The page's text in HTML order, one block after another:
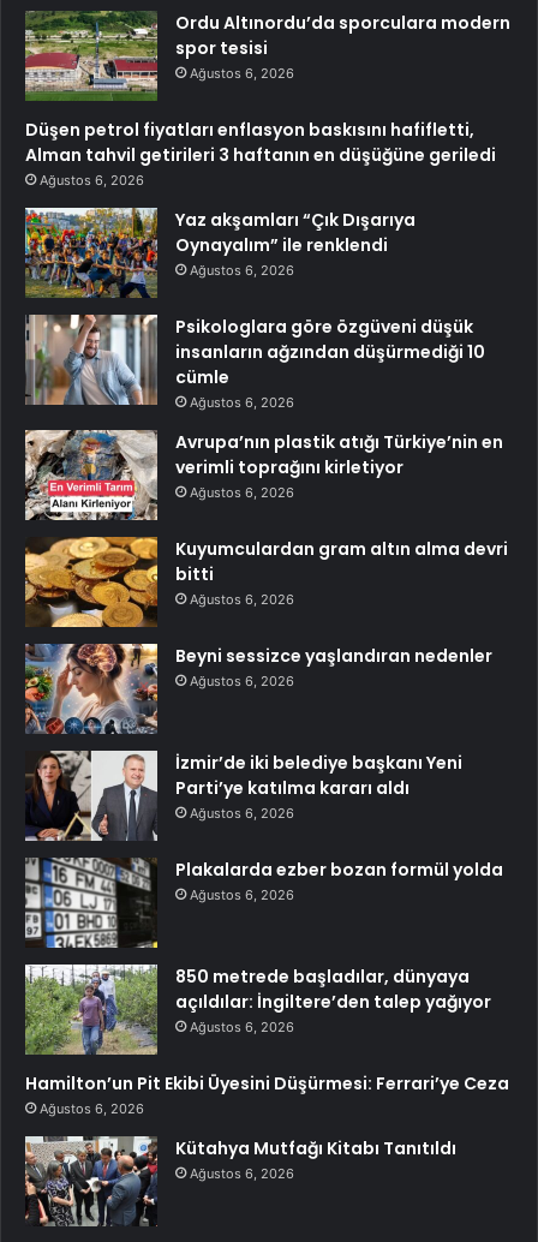
Ordu Altınordu’da sporculara modern
spor tesisi
Ağustos 6, 2026
Düşen petrol fiyatları enflasyon baskısını hafifletti,
Alman tahvil getirileri 3 haftanın en düşüğüne geriledi
Ağustos 6, 2026
Yaz akşamları “Çık Dışarıya
Oynayalım” ile renklendi
Ağustos 6, 2026
Psikologlara göre özgüveni düşük
insanların ağzından düşürmediği 10
cümle
Ağustos 6, 2026
Avrupa’nın plastik atığı Türkiye’nin en
verimli toprağını kirletiyor
Ağustos 6, 2026
Kuyumculardan gram altın alma devri
bitti
Ağustos 6, 2026
Beyni sessizce yaşlandıran nedenler
Ağustos 6, 2026
İzmir’de iki belediye başkanı Yeni
Parti’ye katılma kararı aldı
Ağustos 6, 2026
Plakalarda ezber bozan formül yolda
Ağustos 6, 2026
850 metrede başladılar, dünyaya
açıldılar: İngiltere’den talep yağıyor
Ağustos 6, 2026
Hamilton’un Pit Ekibi Üyesini Düşürmesi: Ferrari’ye Ceza
Ağustos 6, 2026
Kütahya Mutfağı Kitabı Tanıtıldı
Ağustos 6, 2026